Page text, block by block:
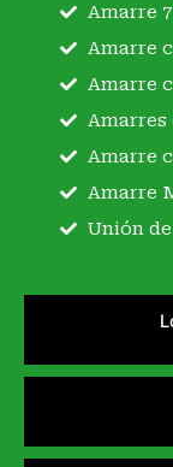
Amarre
Amarre
Amarre
Amarres
Amarre
Amarre
Unión